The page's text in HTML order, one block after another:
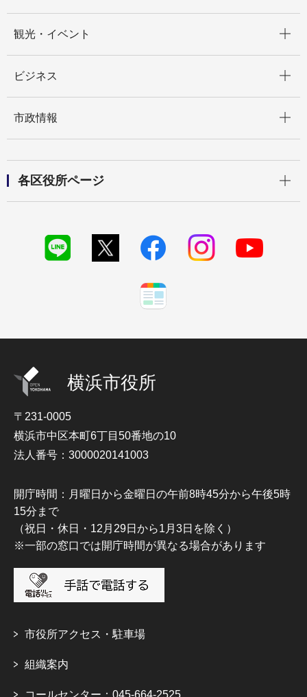
観光・イベント
ビジネス
市政情報
各区役所ページ
横浜市役所
〒231-0005
横浜市中区本町6丁目50番地の10
法人番号：3000020141003
開庁時間：月曜日から金曜日の午前8時45分から午後5時
15分まで
（祝日・休日・12月29日から1月3日を除く）
※一部の窓口では開庁時間が異なる場合があります
市役所アクセス・駐車場
組織案内